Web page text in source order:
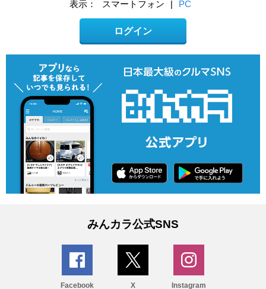
表示： スマートフォン | PC
ログイン
みんカラ公式SNS
Facebook X Instagram